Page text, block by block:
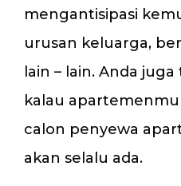
mengantisipasi
urusan keluarga,
lain – lain. Anda
kalau
calon penyewa
akan selalu ada.